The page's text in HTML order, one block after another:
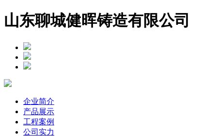
山东聊城健晖铸造有限公司
企业简介
产品展示
工程案例
公司实力